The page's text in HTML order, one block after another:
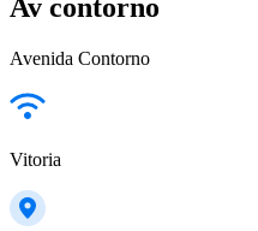
Av contorno
Avenida Contorno
Vitoria